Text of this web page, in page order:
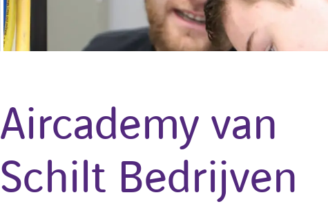
Aircademy van
Schilt Bedrijven